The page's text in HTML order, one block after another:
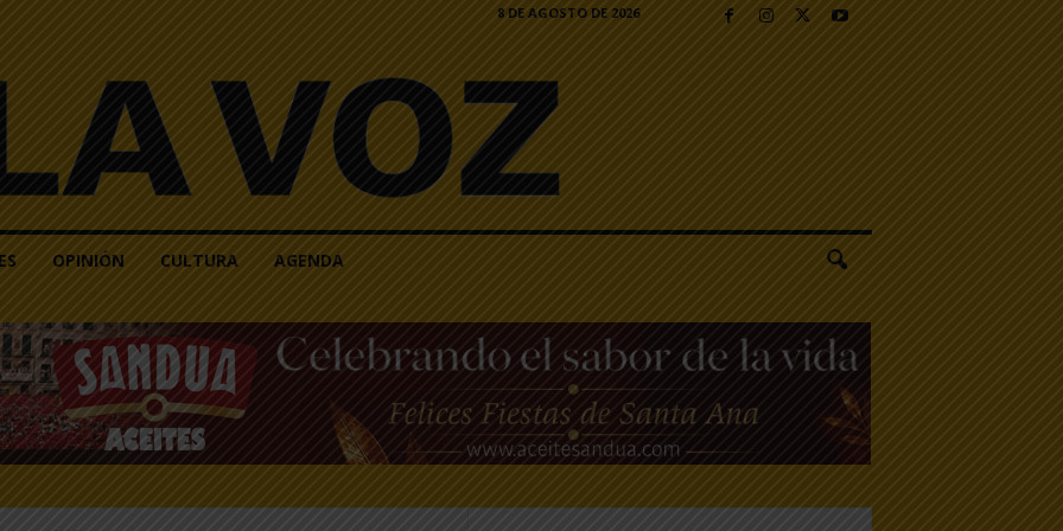
8 DE AGOSTO DE 2026
OPINIÓN CULTURA AGENDA